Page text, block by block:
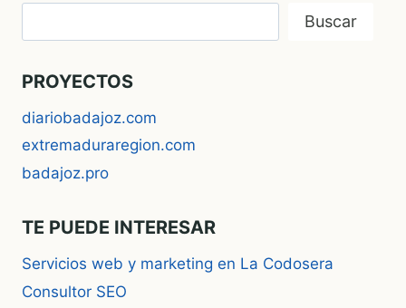
Buscar
PROYECTOS
diariobadajoz.com
extremaduraregion.com
badajoz.pro
TE PUEDE INTERESAR
Servicios web y marketing en La Codosera
Consultor SEO